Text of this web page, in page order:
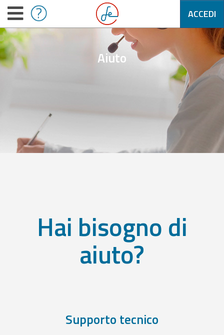
ACCEDI
Aiuto
Hai bisogno di
aiuto?
Supporto tecnico